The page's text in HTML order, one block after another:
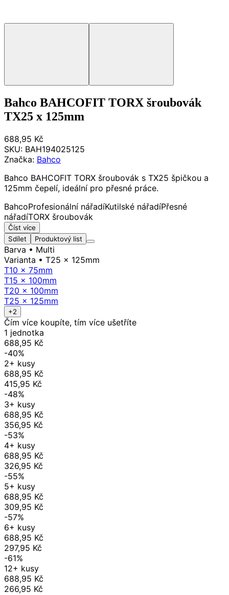
Bahco BAHCOFIT TORX šroubovák
TX25 x 125mm
688,95 Kč
SKU: BAH194025125
Značka: Bahco
Bahco BAHCOFIT TORX šroubovák s TX25 špičkou a
125mm čepelí, ideální pro přesné práce.
BahcoProfesionální nářadíKutilské nářadíPřesné
nářadíTORX šroubovák
Číst více
Sdílet
Produktový list
Barva • Multi
Varianta • T25 x 125mm
T10 x 75mm
T15 x 100mm
T20 x 100mm
T25 x 125mm
+2
Čím více koupíte, tím více ušetříte
1 jednotka
688,95 Kč
-40%
2+ kusy
688,95 Kč
415,95 Kč
-48%
3+ kusy
688,95 Kč
356,95 Kč
-53%
4+ kusy
688,95 Kč
326,95 Kč
-55%
5+ kusy
688,95 Kč
309,95 Kč
-57%
6+ kusy
688,95 Kč
297,95 Kč
-61%
12+ kusy
688,95 Kč
266,95 Kč